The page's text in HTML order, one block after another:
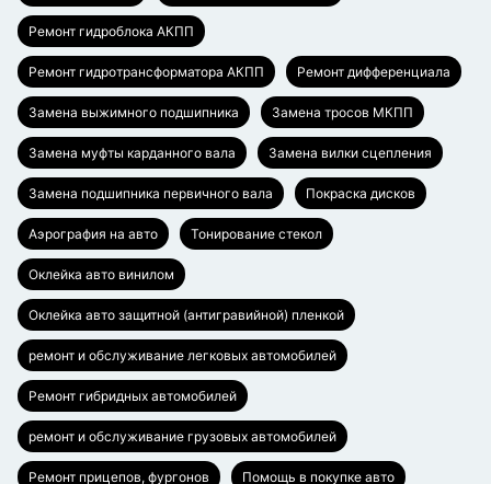
Ремонт гидроблока АКПП
Ремонт гидротрансформатора АКПП Ремонт дифференциала
Замена выжимного подшипника Замена тросов МКПП
Замена муфты карданного вала Замена вилки сцепления
Замена подшипника первичного вала Покраска дисков
Аэрография на авто Тонирование стекол
Оклейка авто винилом
Оклейка авто защитной (антигравийной) пленкой
ремонт и обслуживание легковых автомобилей
Ремонт гибридных автомобилей
ремонт и обслуживание грузовых автомобилей
Ремонт прицепов, фургонов Помощь в покупке авто